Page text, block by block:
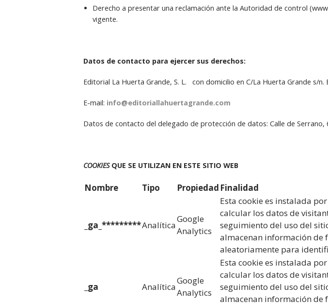
Derecho a presentar una reclamación ante la Autoridad de control
vigente.
Datos de contacto para ejercer sus derechos:
Editorial La Huerta Grande, S. L. con domicilio en C/La Huerta Grande s/n.
E-mail: info@editoriallahuertagrande.com
Datos de contacto del delegado de protección de datos: Calle de Serrano,
COOKIES QUE SE UTILIZAN EN ESTE SITIO WEB
Nombre Tipo Propiedad Finalidad
_ga_*********Analítica
Google
Analytics
Esta cookie es instalada
calcular los datos de
seguimiento del uso del
almacenan información de
aleatoriamente para
ga Analítica
Google
Analytics
Esta cookie es instalada
calcular los datos de
seguimiento del uso del
almacenan información de